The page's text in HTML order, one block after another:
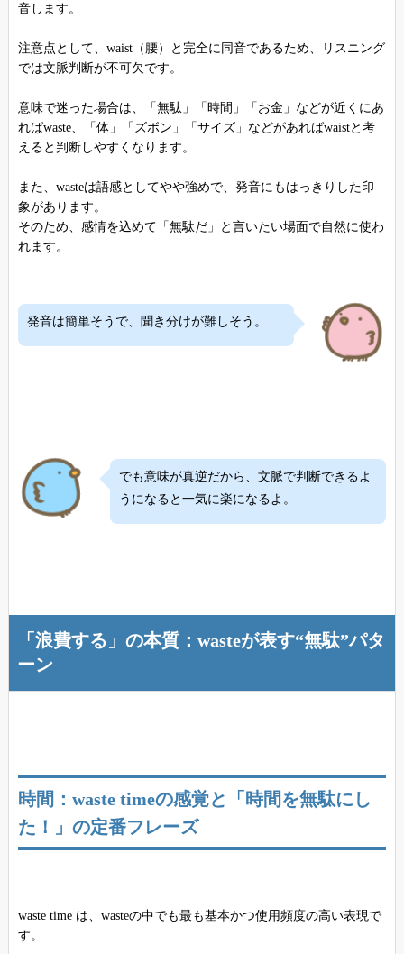
音します。
注意点として、waist（腰）と完全に同音であるため、リスニング
では文脈判断が不可欠です。
意味で迷った場合は、「無駄」「時間」「お金」などが近くにあ
ればwaste、「体」「ズボン」「サイズ」などがあればwaistと考
えると判断しやすくなります。
また、wasteは語感としてやや強めで、発音にもはっきりした印
象があります。
そのため、感情を込めて「無駄だ」と言いたい場面で自然に使わ
れます。
発音は簡単そうで、聞き分けが難しそう。
でも意味が真逆だから、文脈で判断できるよ
うになると一気に楽になるよ。
「浪費する」の本質：wasteが表す“無駄”パタ
ーン
時間：waste timeの感覚と「時間を無駄にし
た！」の定番フレーズ
waste time は、wasteの中でも最も基本かつ使用頻度の高い表現で
す。